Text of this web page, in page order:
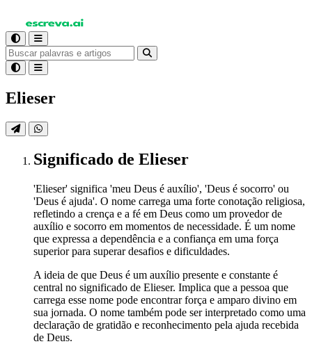
Elieser
Significado de Elieser
'Elieser' significa 'meu Deus é auxílio', 'Deus é socorro' ou
'Deus é ajuda'. O nome carrega uma forte conotação religiosa,
refletindo a crença e a fé em Deus como um provedor de
auxílio e socorro em momentos de necessidade. É um nome
que expressa a dependência e a confiança em uma força
superior para superar desafios e dificuldades.
A ideia de que Deus é um auxílio presente e constante é
central no significado de Elieser. Implica que a pessoa que
carrega esse nome pode encontrar força e amparo divino em
sua jornada. O nome também pode ser interpretado como uma
declaração de gratidão e reconhecimento pela ajuda recebida
de Deus.